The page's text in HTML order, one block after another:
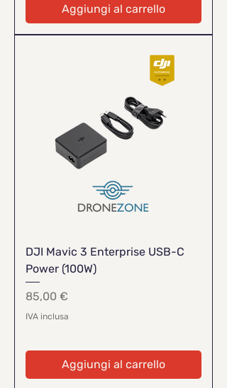
Aggiungi al carrello
DJI Mavic 3 Enterprise USB-C
Power (100W)
Prezzo
85,00 €
IVA inclusa
Aggiungi al carrello